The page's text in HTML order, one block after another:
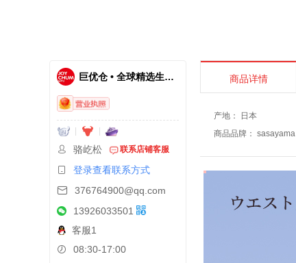
巨优仓 • 全球精选生活好物
骆屹松 联系店铺客服
登录查看联系方式
376764900@qq.com
13926033501
客服1
08:30-17:00
商品详情
产地 ： 日本
商品品牌 ： sasayama